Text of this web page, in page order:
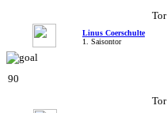
Linus Coerschulte
1. Saisontor
90